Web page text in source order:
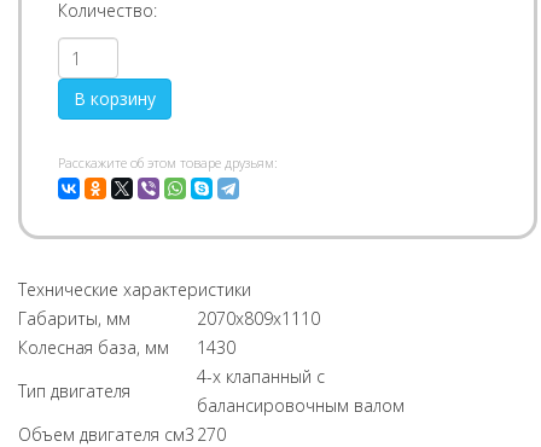
Количество:
Pасскажите об этом товаре друзьям:
Технические характеристики
Габариты, мм
2070х809х1110
Колесная база, мм
1430
Тип двигателя
4-х клапанный с
балансировочным валом
Объем двигателя см3 270